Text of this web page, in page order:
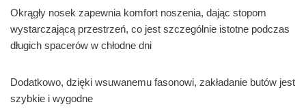
Okrągły nosek zapewnia komfort noszenia, dając stopom
wystarczającą przestrzeń, co jest szczególnie istotne podczas
długich spacerów w chłodne dni
Dodatkowo, dzięki wsuwanemu fasonowi, zakładanie butów jest
szybkie i wygodne